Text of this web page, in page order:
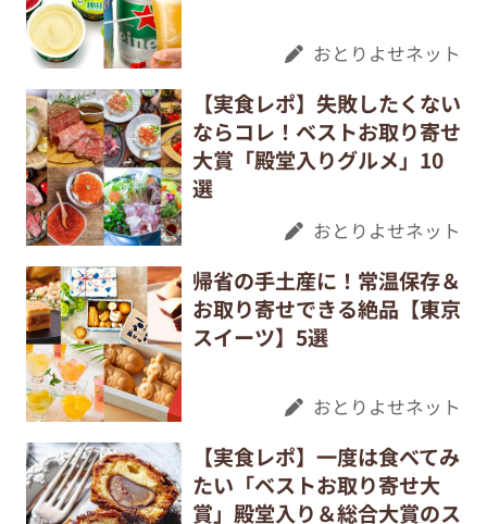
おとりよせネット
【実食レポ】失敗したくない
ならコレ！ベストお取り寄せ
大賞「殿堂入りグルメ」10
選
おとりよせネット
帰省の手土産に！常温保存＆
お取り寄せできる絶品【東京
スイーツ】5選
おとりよせネット
【実食レポ】一度は食べてみ
たい「ベストお取り寄せ大
賞」殿堂入り＆総合大賞のス